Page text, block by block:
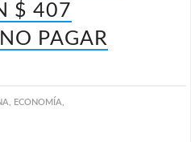
$ 407
PAGAR
ECONOMÍA,